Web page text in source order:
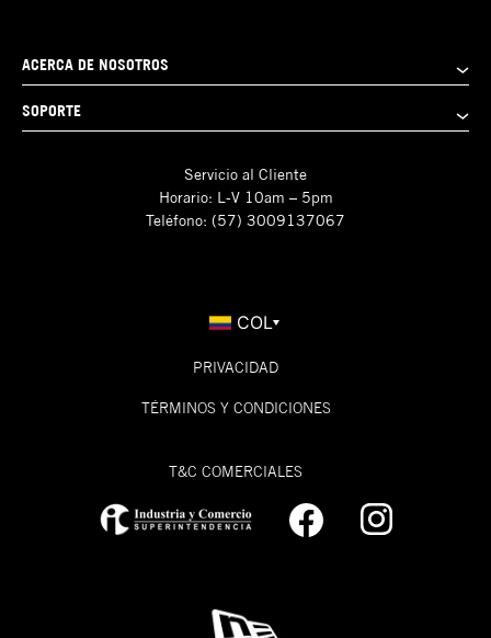
ACERCA DE NOSOTROS
SOPORTE
Servicio al Cliente
Horario: L-V 10am – 5pm
Teléfono: (57) 3009137067
COL
PRIVACIDAD
TÉRMINOS Y CONDICIONES
T&C COMERCIALES